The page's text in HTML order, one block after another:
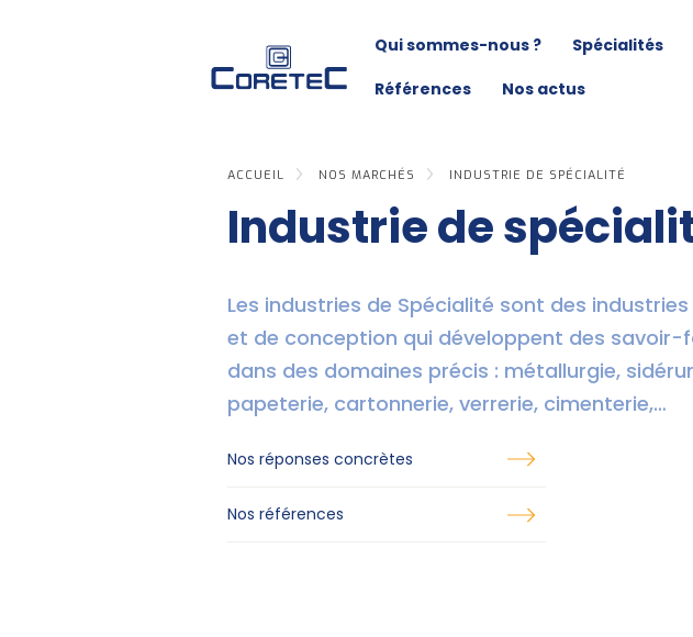
Qui sommes-nous ? Spécialités
Références
Nos actus
ACCUEIL NOS MARCHÉS INDUSTRIE DE SPÉCIALITÉ
Industrie de
Les industries de Spécialité sont des
et de conception qui développent des savoir-
dans des domaines précis : métallurgie,
papeterie, cartonnerie, verrerie, cimenterie,…
Nos réponses concrètes
Nos références